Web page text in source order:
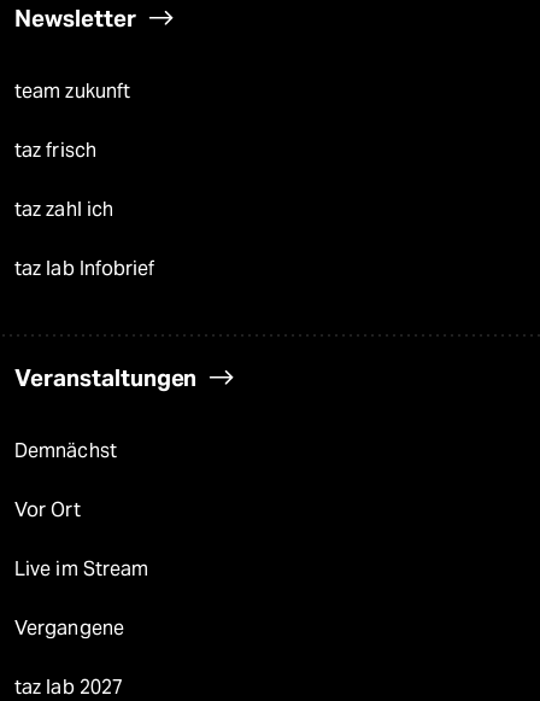
Newsletter
team zukunft
taz frisch
taz zahl ich
taz lab Infobrief
Veranstaltungen
Demnächst
Vor Ort
Live im Stream
Vergangene
taz lab 2027